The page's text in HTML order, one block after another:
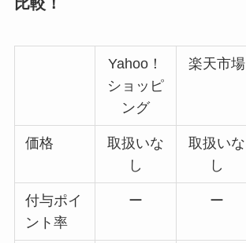
Yahoo！
ショッピ
ング
楽天市場
価格
取扱いな
し
取扱いな
し
付与ポイ
ント率
ー ー